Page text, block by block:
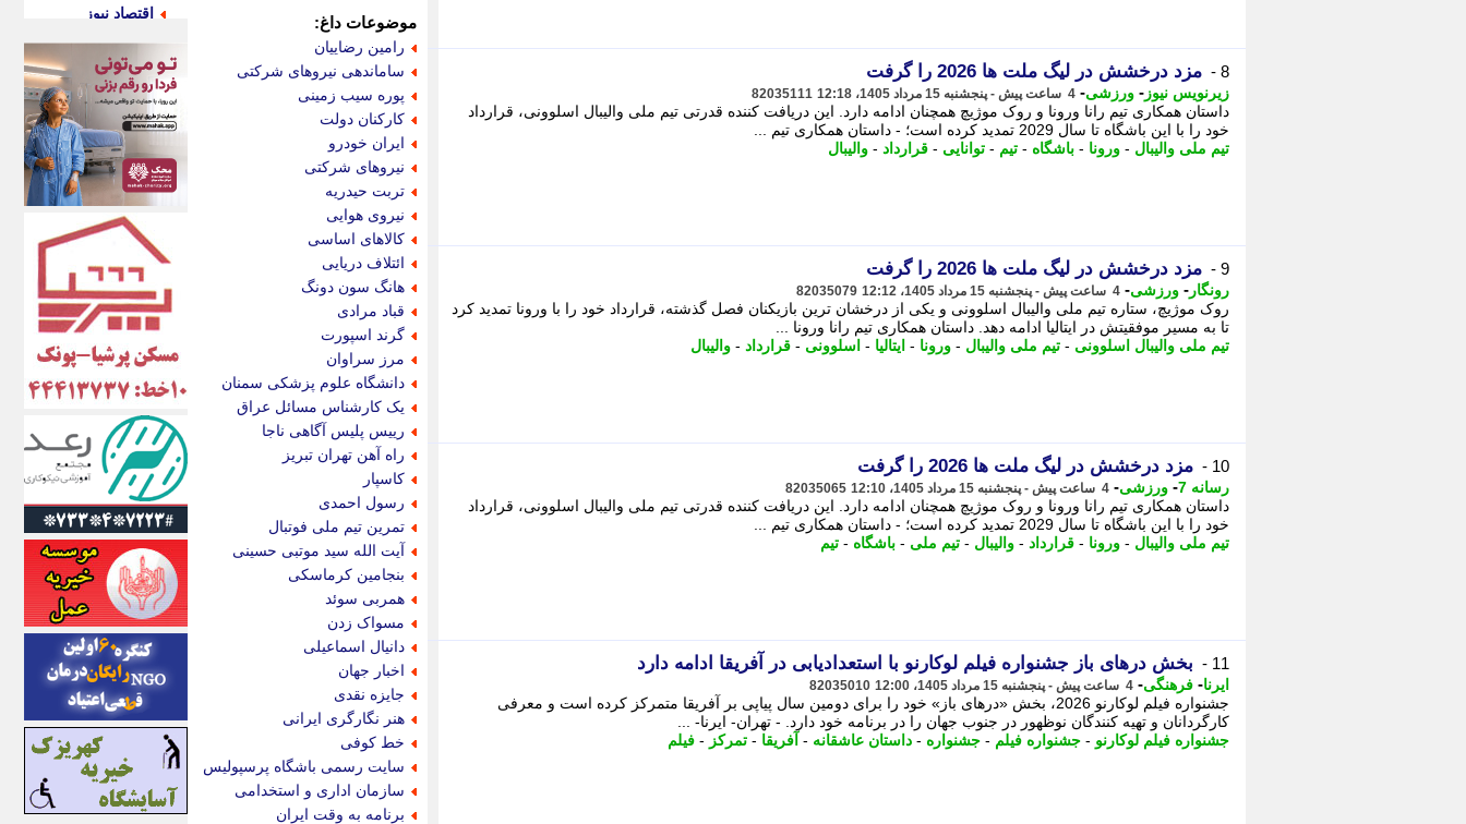
8 - مزد درخشش در لیگ ملت ها 2026 را گرفت
زیرنویس نیوز - ورزشی- 4 ساعت پیش - پنجشنبه 15 مرداد 1405، 12:18 82035111
داستان همکاری تیم رانا ورونا و روک موژیچ همچنان ادامه دارد. این دریافت کننده قدرتی تیم ملی والیبال اسلوونی، قرارداد
خود را با این باشگاه تا سال 2029 تمدید کرده است؛ - داستان همکاری تیم ...
تیم ملی والیبال - ورونا - باشگاه - تیم - توانایی - قرارداد - والیبال
9 - مزد درخشش در لیگ ملت ها 2026 را گرفت
رونگار - ورزشی- 4 ساعت پیش - پنجشنبه 15 مرداد 1405، 12:12 82035079
روک موژیچ، ستاره تیم ملی والیبال اسلوونی و یکی از درخشان ترین بازیکنان فصل گذشته، قرارداد خود را با ورونا تمدید کرد
تا به مسیر موفقیتش در ایتالیا ادامه دهد. داستان همکاری تیم رانا ورونا ...
تیم ملی والیبال اسلوونی - تیم ملی والیبال - ورونا - ایتالیا - اسلوونی - قرارداد - والیبال
10 - مزد درخشش در لیگ ملت ها 2026 را گرفت
رسانه 7 - ورزشی- 4 ساعت پیش - پنجشنبه 15 مرداد 1405، 12:10 82035065
داستان همکاری تیم رانا ورونا و روک موژیچ همچنان ادامه دارد. این دریافت کننده قدرتی تیم ملی والیبال اسلوونی، قرارداد
خود را با این باشگاه تا سال 2029 تمدید کرده است؛ - داستان همکاری تیم ...
تیم ملی والیبال - ورونا - قرارداد - والیبال - تیم ملی - باشگاه - تیم
11 - بخش درهای باز جشنواره فیلم لوکارنو با استعدادیابی در آفریقا ادامه دارد
ایرنا- فرهنگی- 4 ساعت پیش - پنجشنبه 15 مرداد 1405، 12:00 82035010
جشنواره فیلم لوکارنو 2026، بخش «درهای باز» خود را برای دومین سال پیاپی بر آفریقا متمرکز کرده است و معرفی
کارگردانان و تهیه کنندگان نوظهور در جنوب جهان را در برنامه خود دارد. - تهران- ایرنا- ...
جشنواره فیلم لوکارنو - جشنواره فیلم - جشنواره - داستان عاشقانه - آفریقا - تمرکز - فیلم
موضوعات داغ:
رامین رضاییان
ساماندهی نیروهای شرکتی
پوره سیب زمینی
کارکنان دولت
ایران خودرو
نیروهای شرکتی
تربت حیدریه
نیروی هوایی
کالاهای اساسی
ائتلاف دریایی
هانگ سون دونگ
قباد مرادی
گرند اسپورت
مرز سراوان
دانشگاه علوم پزشکی سمنان
یک کارشناس مسائل عراق
رییس پلیس آگاهی ناجا
راه آهن تهران تبریز
کاسپار
رسول احمدی
تمرین تیم ملی فوتبال
آیت الله سید موتبی حسینی
بنجامین کرماسکی
همربی سوئد
مسواک زدن
دانیال اسماعیلی
اخبار جهان
جایزه نقدی
هنر نگارگری ایرانی
خط کوفی
سایت رسمی باشگاه پرسپولیس
سازمان اداری و استخدامی
برنامه به وقت ایران
اقتصاد نیوز
اکوفارس
اکونگار
اکونیوز
الف
انتشار آنلاین
اندیشه قرن
اندیشه معاصر
اندیشه ها
انرژی پرس
ای استخدام
ایتنا
ایراف
ایران آرت
ایران آنلاین
ایران زندگی
ایران فوری
ایرانی روز
ایرانیتال
ایرنا
ایسکانیوز
ایسنا
ایکنا
ایلنا
اینتیتر
ایونا نیوز
بازتاب آنلاین
باشگاه خبرنگاران
باغستان نیوز
بامبوک
ببین و بخون
بدینسان
بنکر